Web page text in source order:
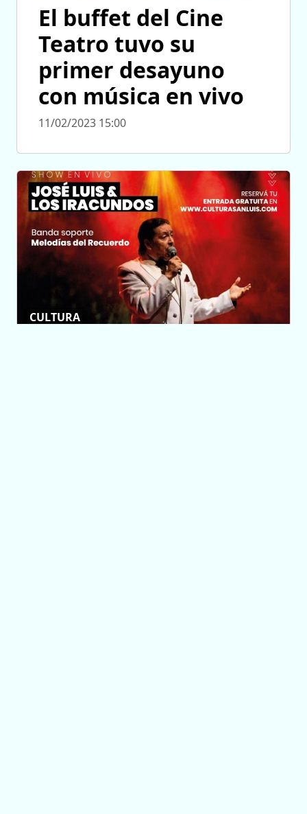
El buffet del Cine
Teatro tuvo su
primer desayuno
con música en vivo
11/02/2023 15:00
CULTURA